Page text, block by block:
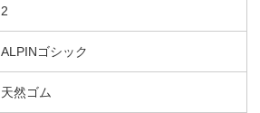
2
ALPINゴシック
天然ゴム